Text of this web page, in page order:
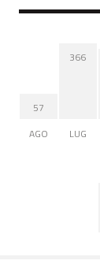
57
AGO
366
LUG